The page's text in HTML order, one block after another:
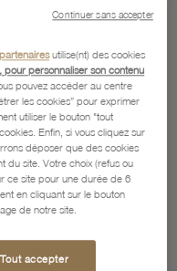
utilise(nt) des cookies
pour personnaliser son contenu
pouvez accéder au centre
les cookies” pour exprimer
utiliser le bouton "tout
Enfin, si vous cliquez sur
déposer que des cookies
du site. Votre choix (refus ou
ce site pour une durée de 6
en cliquant sur le bouton
de notre site.
Tout accepter
Continuer sans accepter